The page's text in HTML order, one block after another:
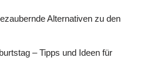
Alternativen zu den
– Tipps und Ideen für